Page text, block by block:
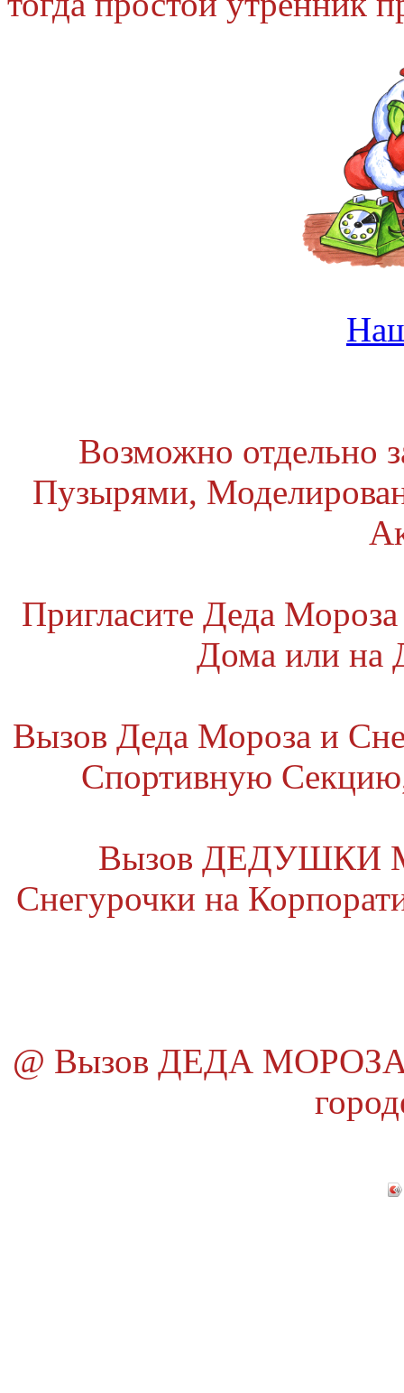
Возможно отдельно
Пузырями,
Пригласите Деда
Дома или на
Вызов Деда Мороза и
Спортивную
Вызов ДЕДУШКИ
Снегурочки на
@ Вызов ДЕДА МОРОЗА